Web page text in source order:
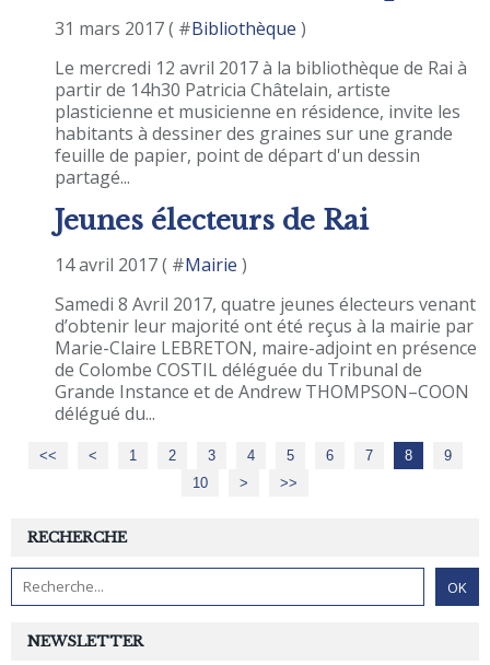
31 mars 2017 ( #Bibliothèque )
Le mercredi 12 avril 2017 à la bibliothèque de Rai à
partir de 14h30 Patricia Châtelain, artiste
plasticienne et musicienne en résidence, invite les
habitants à dessiner des graines sur une grande
feuille de papier, point de départ d'un dessin
partagé...
Jeunes électeurs de Rai
14 avril 2017 ( #Mairie )
Samedi 8 Avril 2017, quatre jeunes électeurs venant
d’obtenir leur majorité ont été reçus à la mairie par
Marie-Claire LEBRETON, maire-adjoint en présence
de Colombe COSTIL déléguée du Tribunal de
Grande Instance et de Andrew THOMPSON–COON
délégué du...
<< < 1 2 3 4 5 6 7 8
9
10
20
30
> >>
NEWSLETTER
RECHERCHE